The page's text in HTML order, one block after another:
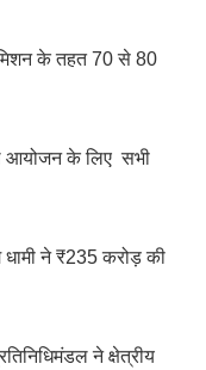
मिशन के तहत 70 से 80
आयोजन के लिए सभी
धामी ने ₹235 करोड़ की
ने क्षेत्रीय